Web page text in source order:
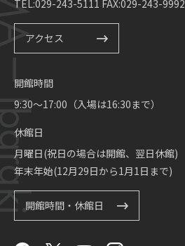
TEL:029-243-5111 FAX:029-243-9992
アクセス
開館時間
9:30～17:00（入場は16:30まで）
休館日
月曜日(祝日の場合は開館、翌日休館)
年末年始(12月29日から1月1日まで)
開館時間・休館日